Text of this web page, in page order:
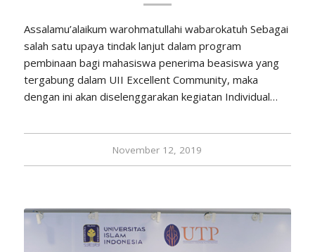
Assalamu’alaikum warohmatullahi wabarokatuh Sebagai
salah satu upaya tindak lanjut dalam program
pembinaan bagi mahasiswa penerima beasiswa yang
tergabung dalam UII Excellent Community, maka
dengan ini akan diselenggarakan kegiatan Individual…
November 12, 2019